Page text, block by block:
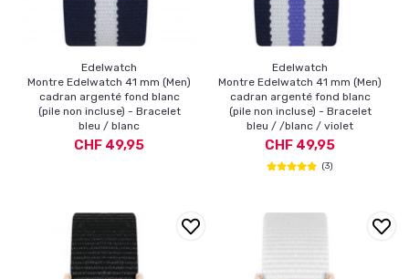
Edelwatch
Montre Edelwatch 41 mm (Men)
cadran argenté fond blanc
(pile non incluse) - Bracelet
bleu / blanc
CHF 49,95
Edelwatch
Montre Edelwatch 41 mm (Men)
cadran argenté fond blanc
(pile non incluse) - Bracelet
bleu / /blanc / violet
CHF 49,95
(3)